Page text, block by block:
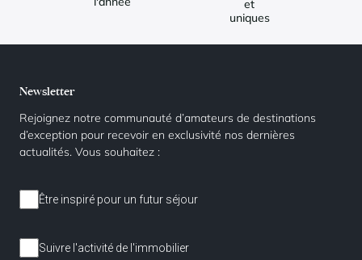
et
uniques
Newsletter
Rejoignez notre communauté d’amateurs de destinations
d’exception pour recevoir en exclusivité nos dernières
actualités. Vous souhaitez :
Être inspiré pour un futur séjour
Suivre l'activité de l'immobilier